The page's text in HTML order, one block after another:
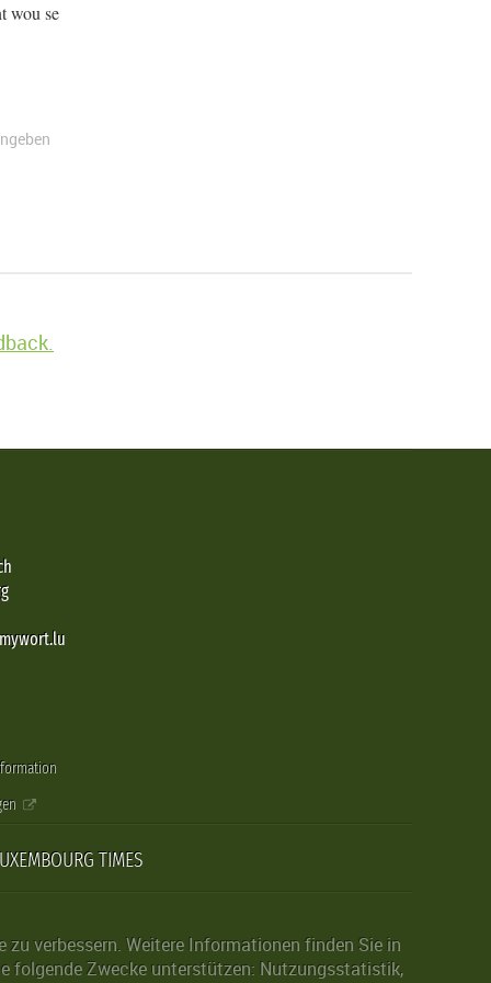
wou se
TIMES
verbessern. Weitere Informationen finden Sie in
folgende Zwecke unterstützen: Nutzungsstatistik,